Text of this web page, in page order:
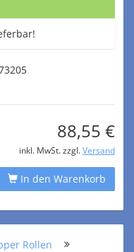
88,55 €
inkl. MwSt. zzgl. Versand
In den Warenkorb
Rollen